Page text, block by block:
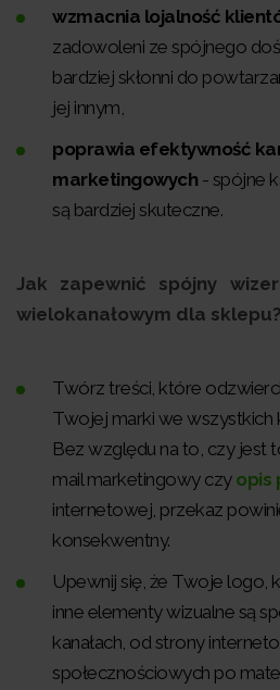
wzmacnia lojalność
zadowoleni ze spójnego
bardziej skłonni do
jej innym,
poprawia efektywność
marketingowych - spójne
są bardziej skuteczne.
Jak zapewnić spójny
wielokanałowym dla sklepu?
Twórz treści, które
Twojej marki we wszystkich
Bez względu na to, czy jest
mail marketingowy czy opis
internetowej, przekaz
konsekwentny.
Upewnij się, że Twoje logo,
inne elementy wizualne są
kanałach, od strony
społecznościowych po